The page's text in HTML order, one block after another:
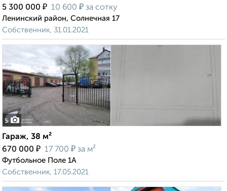
5 300 000 ₽ 10 600 ₽ за сотку
Ленинский район, Солнечная 17
Собственник, 31.01.2021
5
Гараж, 38 м²
670 000 ₽ 17 700 ₽ за м²
Футбольное Поле 1А
Собственник, 17.05.2021